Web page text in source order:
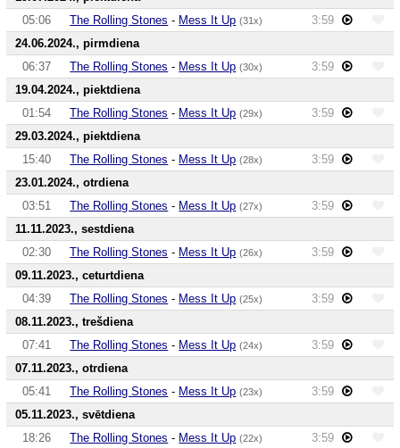
05:06
The Rolling Stones - Mess It Up (31x)
3:59
24.06.2024., pirmdiena
06:37
The Rolling Stones - Mess It Up (30x)
3:59
19.04.2024., piektdiena
01:54
The Rolling Stones - Mess It Up (29x)
3:59
29.03.2024., piektdiena
15:40
The Rolling Stones - Mess It Up (28x)
3:59
23.01.2024., otrdiena
03:51
The Rolling Stones - Mess It Up (27x)
3:59
11.11.2023., sestdiena
02:30
The Rolling Stones - Mess It Up (26x)
3:59
09.11.2023., ceturtdiena
04:39
The Rolling Stones - Mess It Up (25x)
3:59
08.11.2023., trešdiena
07:41
The Rolling Stones - Mess It Up (24x)
3:59
07.11.2023., otrdiena
05:41
The Rolling Stones - Mess It Up (23x)
3:59
05.11.2023., svētdiena
18:26
The Rolling Stones - Mess It Up (22x)
3:59